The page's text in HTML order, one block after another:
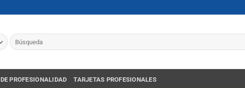
Buscar
por:
PROFESIONALIDAD TARJETAS PROFESIONALES